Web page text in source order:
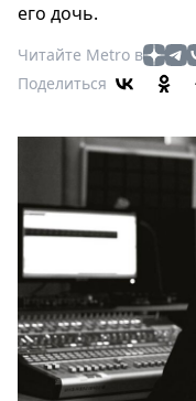
Афиша
Книги
Пресс-
релизы
О
Metro
Стримы
Звезды
Выборы
2026
Скачай
его дочь.
Читайте Metro в
Поделиться